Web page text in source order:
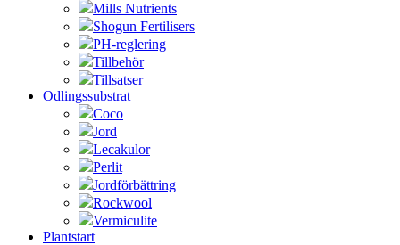
Mills Nutrients
Shogun Fertilisers
PH-reglering
Tillbehör
Tillsatser
Odlingssubstrat
Coco
Jord
Lecakulor
Perlit
Jordförbättring
Rockwool
Vermiculite
Plantstart